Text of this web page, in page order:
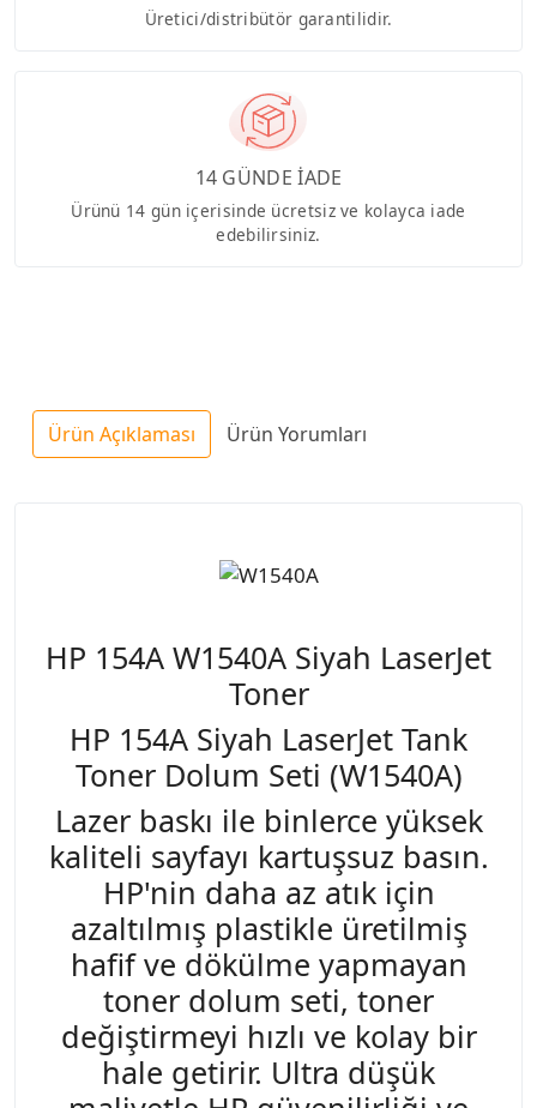
Üretici/distribütör garantilidir.
14 GÜNDE İADE
Ürünü 14 gün içerisinde ücretsiz ve kolayca iade
edebilirsiniz.
Ürün Açıklaması Ürün Yorumları
HP 154A W1540A Siyah LaserJet
Toner
HP 154A Siyah LaserJet Tank
Toner Dolum Seti (W1540A)
Lazer baskı ile binlerce yüksek
kaliteli sayfayı kartuşsuz basın.
HP'nin daha az atık için
azaltılmış plastikle üretilmiş
hafif ve dökülme yapmayan
toner dolum seti, toner
değiştirmeyi hızlı ve kolay bir
hale getirir. Ultra düşük